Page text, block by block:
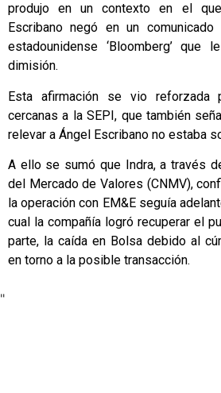
produjo en un contexto en el
Escribano negó en un
estadounidense ‘Bloomberg’ que
dimisión.
Esta afirmación se vio reforzada
cercanas a la SEPI, que también
relevar a Ángel Escribano no estaba
A ello se sumó que Indra, a través
del Mercado de Valores (CNMV),
la operación con EM&E seguía
cual la compañía logró recuperar el
parte, la caída en Bolsa debido al
en torno a la posible transacción.
"